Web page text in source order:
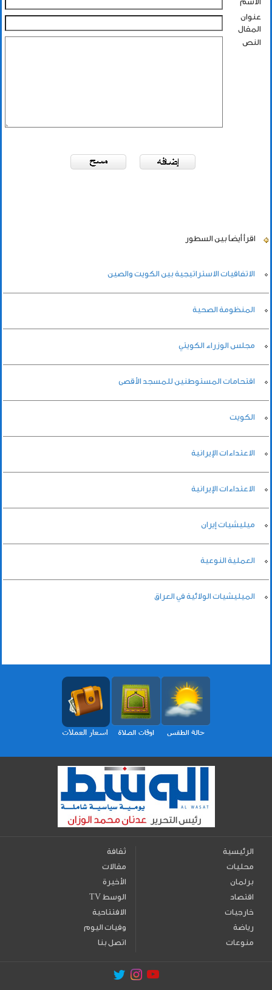
عنوان
المقال
النص
اقرأ أيضاً بين السطور
الاتفاقيات الاستراتيجية بين الكويت والصين
المنظومة الصحية
مجلس الوزراء الكويتي
اقتحامات المستوطنين للمسجد الأقصى
الكويت
الاعتداءات الإيرانية
الاعتداءات الإيرانية
ميليشيات إيران
العملية النوعية
الميليشيات الولائية في العراق
الرئيسية
محليات
برلمان
اقتصاد
خارجيات
رياضة
منوعات
ثقافة
مقالات
الأخيرة
TV الوسط
الافتتاحية
وفيات اليوم
اتصل بنا